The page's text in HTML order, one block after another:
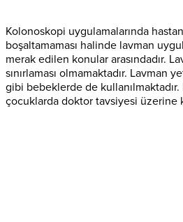
Kolonoskopi uygulamalarında
boşaltamaması halinde lavman
merak edilen konular arasındadır.
sınırlaması olmamaktadır. Lavman
gibi bebeklerde de
çocuklarda doktor tavsiyesi üzerine